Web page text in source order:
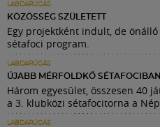
LABDARÚGÁS
KÖZÖSSÉG SZÜLETETT
Egy projektként indult, de
sétafoci program.
LABDARÚGÁS
ÚJABB MÉRFÖLDKŐ SÉTAFOCIBAN
Három egyesület, összesen 40
a 3. klubközi sétafocitorna a
LABDARÚGÁS